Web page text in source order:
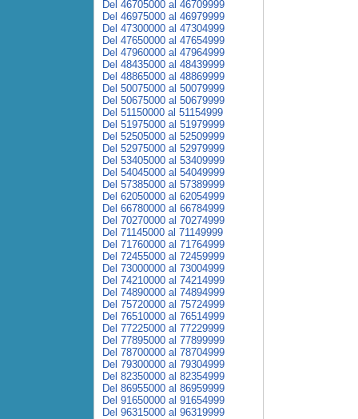
Del 46705000 al 46709999
Del 46975000 al 46979999
Del 47300000 al 47304999
Del 47650000 al 47654999
Del 47960000 al 47964999
Del 48435000 al 48439999
Del 48865000 al 48869999
Del 50075000 al 50079999
Del 50675000 al 50679999
Del 51150000 al 51154999
Del 51975000 al 51979999
Del 52505000 al 52509999
Del 52975000 al 52979999
Del 53405000 al 53409999
Del 54045000 al 54049999
Del 57385000 al 57389999
Del 62050000 al 62054999
Del 66780000 al 66784999
Del 70270000 al 70274999
Del 71145000 al 71149999
Del 71760000 al 71764999
Del 72455000 al 72459999
Del 73000000 al 73004999
Del 74210000 al 74214999
Del 74890000 al 74894999
Del 75720000 al 75724999
Del 76510000 al 76514999
Del 77225000 al 77229999
Del 77895000 al 77899999
Del 78700000 al 78704999
Del 79300000 al 79304999
Del 82350000 al 82354999
Del 86955000 al 86959999
Del 91650000 al 91654999
Del 96315000 al 96319999